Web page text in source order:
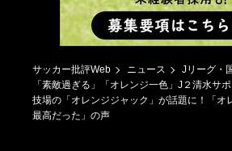
サッカー批評Web ニュース
Jリーグ・
「素敵過ぎる」「オレンジ一色」J２清水サ
技場の「オレンジジャック」が話題に！「オ
最高だった」の声